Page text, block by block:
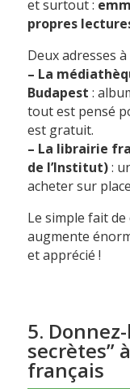
et surtout :
propres
Deux adresses
– La
Budapest :
tout est pensé
est gratuit.
– La librairie
de l’Institut):
acheter sur
Le simple fait
augmente
et apprécié !
5.
secrètes”
français